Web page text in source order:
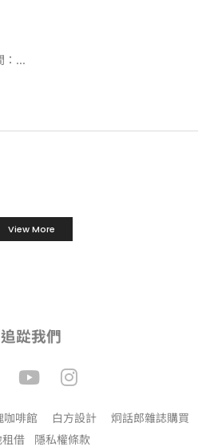
：...
View More
追踨我們
咖啡館白方設計 炯話郎雜誌購買
借隱私權條款